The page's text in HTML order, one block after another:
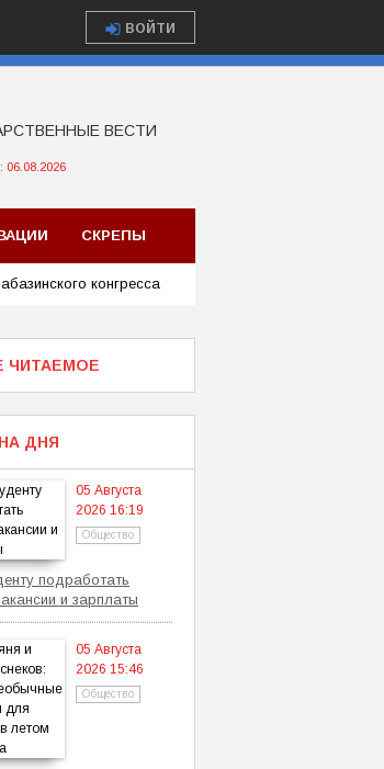
ВОЙТИ
ВЕСТИ
СКРЕПЫ
конгресса
ЧИТАЕМОЕ
ДНЯ
05 Августа
2026 16:19
Общество
подработать
и зарплаты
05 Августа
2026 15:46
Общество